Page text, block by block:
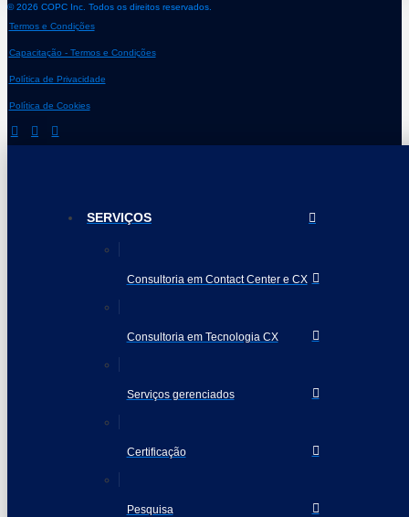
© 2026 COPC Inc. Todos os direitos reservados.
Termos e Condições
Capacitação - Termos e Condições
Política de Privacidade
Política de Cookies
SERVIÇOS
Consultoria em Contact Center e CX
Consultoria em Tecnologia CX
Serviços gerenciados
Certificação
Pesquisa